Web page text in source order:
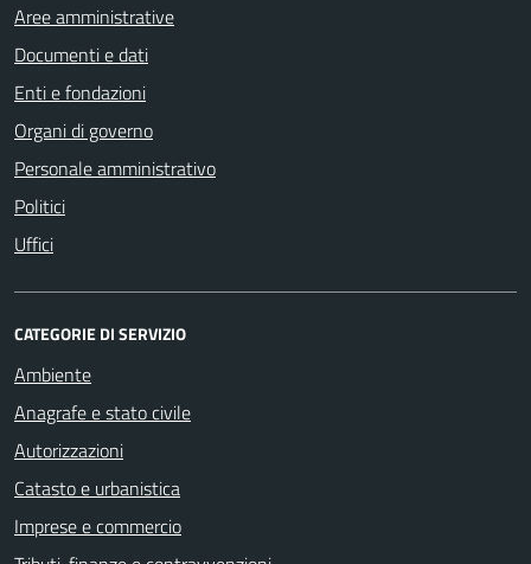
Aree amministrative
Documenti e dati
Enti e fondazioni
Organi di governo
Personale amministrativo
Politici
Uffici
CATEGORIE DI SERVIZIO
Ambiente
Anagrafe e stato civile
Autorizzazioni
Catasto e urbanistica
Imprese e commercio